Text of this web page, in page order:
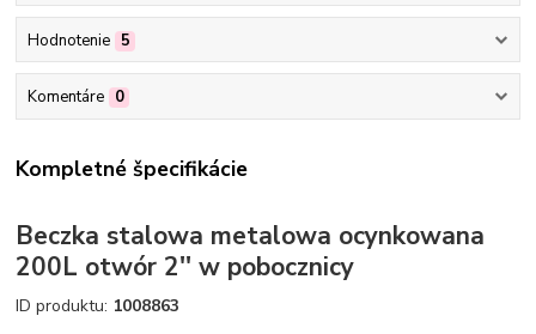
Hodnotenie 5
Komentáre 0
Kompletné špecifikácie
Beczka stalowa metalowa ocynkowana
200L otwór 2'' w pobocznicy
ID produktu: 1008863